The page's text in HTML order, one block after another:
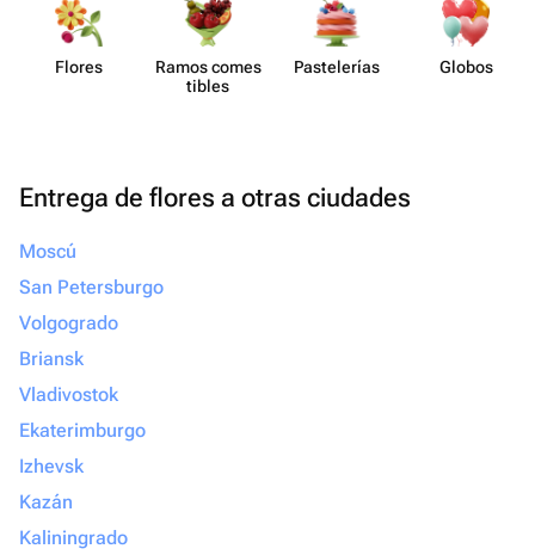
Flores
Ramos comes​
tibles
Paste​lerías Globos
Entrega de flores a otras ciudades
Moscú
San Petersburgo
Volgogrado
Briansk
Vladivostok
Ekaterimburgo
Izhevsk
Kazán
Kaliningrado